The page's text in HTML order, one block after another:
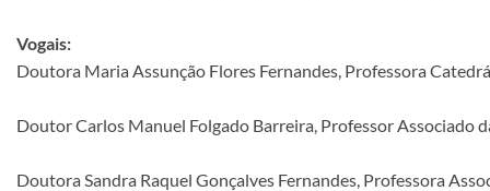
Vogais:
Doutora Maria Assunção Flores Fernandes, Professora
Doutor Carlos Manuel Folgado Barreira, Professor Associado
Doutora Sandra Raquel Gonçalves Fernandes, Professora